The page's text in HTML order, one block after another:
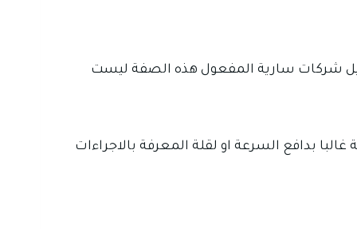
شركات سارية المفعول هذه الصفة ليست
بدافع السرعة او لقلة المعرفة بالاجراءات